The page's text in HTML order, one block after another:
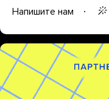
Напишите нам